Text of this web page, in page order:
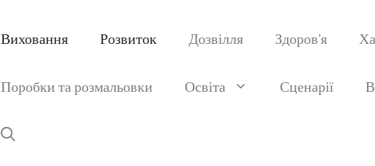
Виховання Розвиток Дозвілля Здоров’я
Поробки та розмальовки Освіта Сценарії